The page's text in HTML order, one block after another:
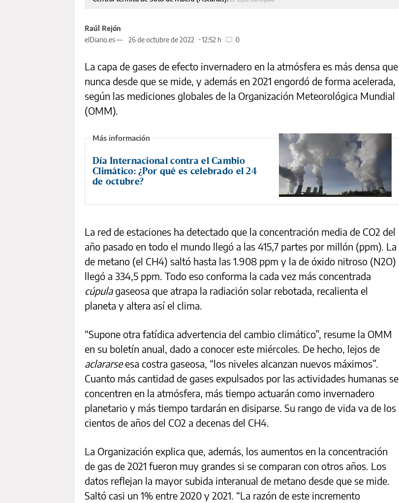
Raúl Rejón
elDiario.es —
26 de octubre de 2022 12:52 h 0
La capa de gases de efecto invernadero en la atmósfera es más densa que
nunca desde que se mide, y además en 2021 engordó de forma acelerada,
según las mediciones globales de la Organización Meteorológica Mundial
(OMM).
Día Internacional contra el Cambio
Climático: ¿Por qué es celebrado el 24
de octubre?
La red de estaciones ha detectado que la concentración media de CO2 del
año pasado en todo el mundo llegó a las 415,7 partes por millón (ppm). La
de metano (el CH4) saltó hasta las 1.908 ppm y la de óxido nitroso (N2O)
llegó a 334,5 ppm. Todo eso conforma la cada vez más concentrada
cúpulagaseosa que atrapa la radiación solar rebotada, recalienta el
planeta y altera así el clima.
“Supone otra fatídica advertencia del cambio climático”, resume la OMM
en su boletín anual, dado a conocer este miércoles. De hecho, lejos de
aclararseesa costra gaseosa, “los niveles alcanzan nuevos máximos”.
Cuanto más cantidad de gases expulsados por las actividades humanas se
concentren en la atmósfera, más tiempo actuarán como invernadero
planetario y más tiempo tardarán en disiparse. Su rango de vida va de los
cientos de años del CO2 a decenas del CH4.
La Organización explica que, además, los aumentos en la concentración
de gas de 2021 fueron muy grandes si se comparan con otros años. Los
datos reflejan la mayor subida interanual de metano desde que se mide.
Saltó casi un 1% entre 2020 y 2021. “La razón de este incremento